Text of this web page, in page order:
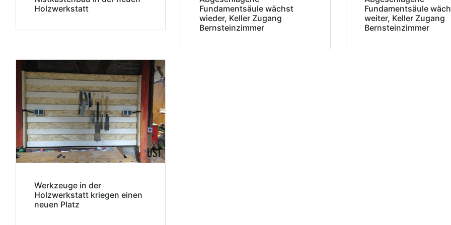
Holzwerkstatt
Fundamentsäule wächst
wieder, Keller Zugang
Bernsteinzimmer
Fundamentsäule
weiter, Keller Zugang
Bernsteinzimmer
Werkzeuge in der
Holzwerkstatt kriegen einen
neuen Platz